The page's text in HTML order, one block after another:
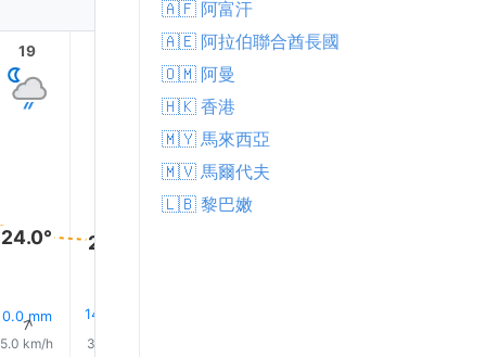
19
24.0°
0.0 mm
↑
5.0 km/h
24.0°
14% 下雨
3.0 km/h
21 22
🇦🇫 阿富汗
🇦🇪 阿拉伯聯合酋長國
🇴🇲 阿曼
🇭🇰 香港
🇲🇾 馬來西亞
🇲🇻 馬爾代夫
🇱🇧 黎巴嫩